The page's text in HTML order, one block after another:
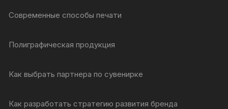
Современные способы печати
Полиграфическая продукция
Как выбрать партнера по сувенирке
Как разработать стратегию развития бренда